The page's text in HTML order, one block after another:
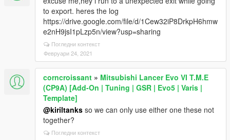
to export. heres the log
https://drive.google.com/file/d/1Cew32iP8DrkpH6hmw
e2nH9jsI1pLzp5n/view?usp=sharing
Погледни контекст
Февруари 24, 2021
corncroissant » Mitsubishi Lancer Evo VI T.M.E
(CP9A) [Add-On | Tuning | GSR | Evo5 | Varis |
Template]
@kiriltanks so we can only use either one these not
together?
Погледни контекст